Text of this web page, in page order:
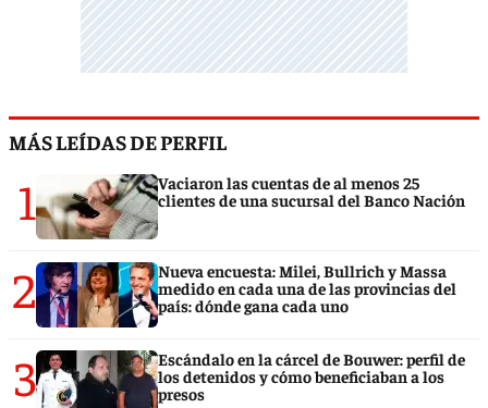
MÁS LEÍDAS DE PERFIL
1
Vaciaron las cuentas de al menos 25
clientes de una sucursal del Banco Nación
2
Nueva encuesta: Milei, Bullrich y Massa
medido en cada una de las provincias del
país: dónde gana cada uno
3
Escándalo en la cárcel de Bouwer: perfil de
los detenidos y cómo beneficiaban a los
presos